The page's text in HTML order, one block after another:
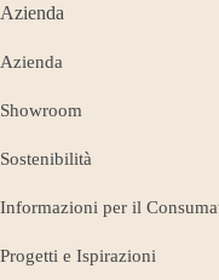
Azienda
Azienda
Showroom
Sostenibilità
Informazioni per il
Progetti e Ispirazioni